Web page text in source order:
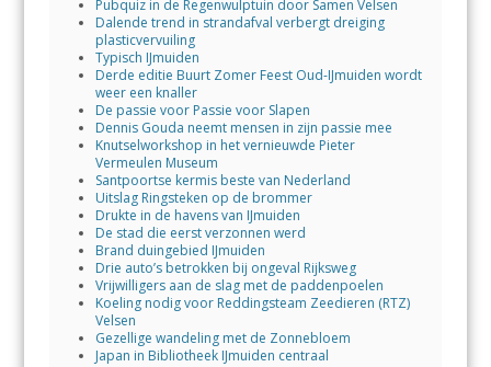
Pubquiz in de Regenwulptuin door Samen Velsen
Dalende trend in strandafval verbergt dreiging
plasticvervuiling
Typisch IJmuiden
Derde editie Buurt Zomer Feest Oud-IJmuiden wordt
weer een knaller
De passie voor Passie voor Slapen
Dennis Gouda neemt mensen in zijn passie mee
Knutselworkshop in het vernieuwde Pieter
Vermeulen Museum
Santpoortse kermis beste van Nederland
Uitslag Ringsteken op de brommer
Drukte in de havens van IJmuiden
De stad die eerst verzonnen werd
Brand duingebied IJmuiden
Drie auto’s betrokken bij ongeval Rijksweg
Vrijwilligers aan de slag met de paddenpoelen
Koeling nodig voor Reddingsteam Zeedieren (RTZ)
Velsen
Gezellige wandeling met de Zonnebloem
Japan in Bibliotheek IJmuiden centraal